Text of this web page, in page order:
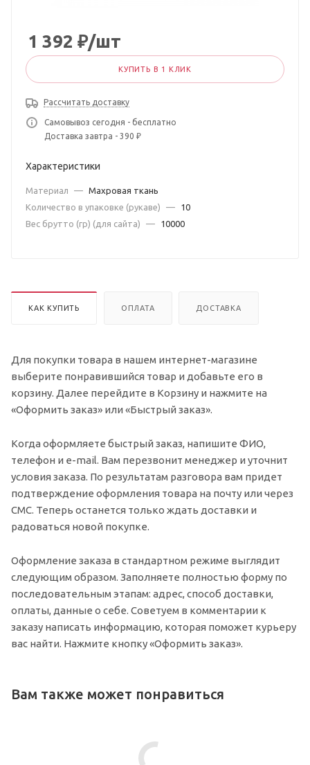
1 392 ₽/шт
КУПИТЬ В 1 КЛИК
Рассчитать доставку
Самовывоз сегодня - бесплатно
Доставка завтра - 390 ₽
Характеристики
Материал — Махровая ткань
Количество в упаковке (рукаве)
—
10
Вес брутто (гр) (для сайта)
— 10000
КАК КУПИТЬ ОПЛАТА ДОСТАВКА
Для покупки товара в нашем интернет-магазине
выберите понравившийся товар и добавьте его в
корзину. Далее перейдите в Корзину и нажмите на
«Оформить заказ» или «Быстрый заказ».
Когда оформляете быстрый заказ, напишите ФИО,
телефон и e-mail. Вам перезвонит менеджер и уточнит
условия заказа. По результатам разговора вам придет
подтверждение оформления товара на почту или через
СМС. Теперь останется только ждать доставки и
радоваться новой покупке.
Оформление заказа в стандартном режиме выглядит
следующим образом. Заполняете полностью форму по
последовательным этапам: адрес, способ доставки,
оплаты, данные о себе. Советуем в комментарии к
заказу написать информацию, которая поможет курьеру
вас найти. Нажмите кнопку «Оформить заказ».
Вам также может понравиться